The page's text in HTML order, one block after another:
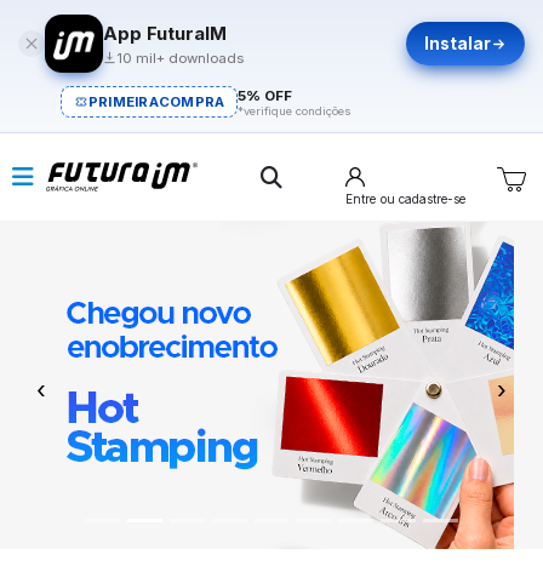
App FuturaIM
10 mil+ downloads
Instalar
PRIMEIRACOMPRA 5% OFF
*verifique condições
Entre ou cadastre-se
Previous Next